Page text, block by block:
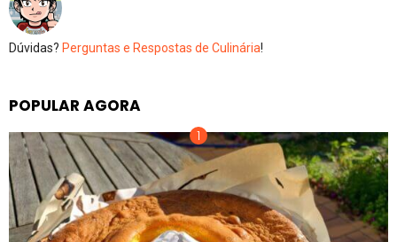
Dúvidas? Perguntas e Respostas de Culinária!
POPULAR AGORA